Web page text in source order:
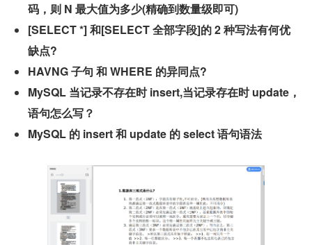
码，则 N 最大值为多少(精确到数量级即可)
[SELECT *] 和[SELECT 全部字段]的 2 种写法有何优
缺点?
HAVNG 子句 和 WHERE 的异同点?
MySQL 当记录不存在时 insert,当记录存在时 update，
语句怎么写？
MySQL 的 insert 和 update 的 select 语句语法